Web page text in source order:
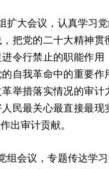
扩大会议，认真学习
把党的二十大精神
令行禁止的职能作
自我革命中的重要
举措落实情况的审
民最关心最直接最
出审计贡献。
组会议，专题传达学